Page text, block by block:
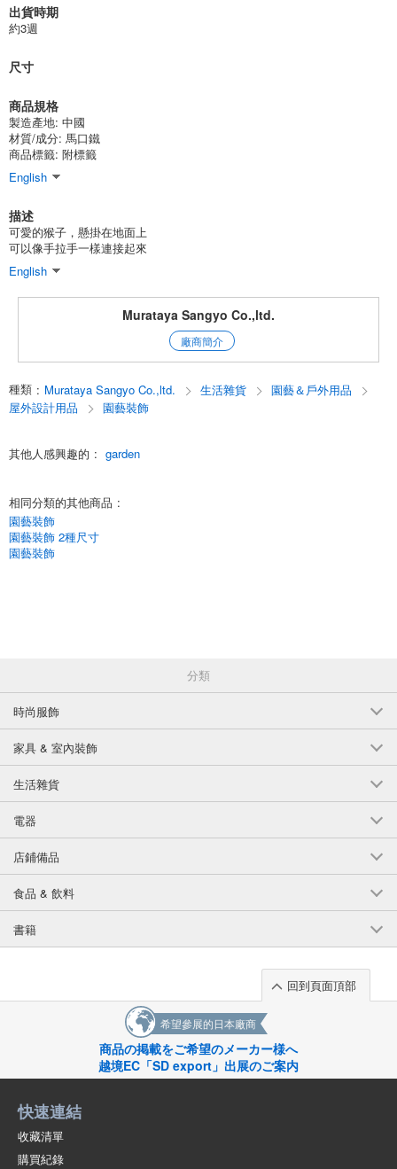
出貨時期
約3週
尺寸
商品規格
製造產地: 中國
材質/成分: 馬口鐵
商品標籤: 附標籤
English
描述
可愛的猴子，懸掛在地面上
可以像手拉手一樣連接起來
English
Murataya Sangyo Co.,ltd.
廠商簡介
種類 : Murataya Sangyo Co.,ltd. 生活雜貨
園藝＆戶外用品
屋外設計用品
園藝裝飾
其他人感興趣的 : garden
相同分類的其他商品 :
園藝裝飾
園藝裝飾 2種尺寸
園藝裝飾
分類
時尚服飾
家具 & 室內裝飾
生活雜貨
電器
店鋪備品
食品 & 飲料
書籍
回到頁面頂部
希望參展的日本廠商
商品の掲載をご希望のメーカー様へ
越境EC「SD export」出展のご案内
快速連結
收藏清單
購買紀錄